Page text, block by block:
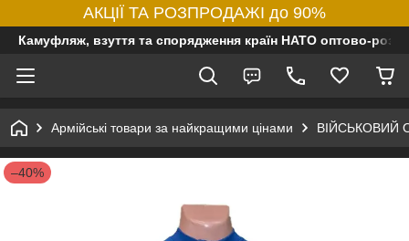
АКЦІЇ ТА РОЗПРОДАЖІ до 90%
Камуфляж, взуття та спорядження країн НАТО оптово-
Армійські товари за найкращими цінами ВІЙСЬКОВИЙ
–40%